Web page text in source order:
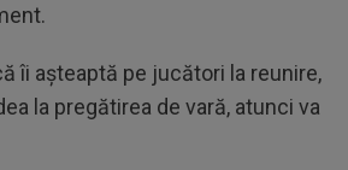
îi așteaptă pe jucători la reunire,
la pregătirea de vară, atunci va